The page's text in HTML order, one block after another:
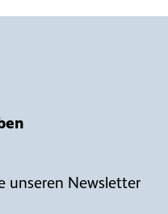
unseren Newsletter